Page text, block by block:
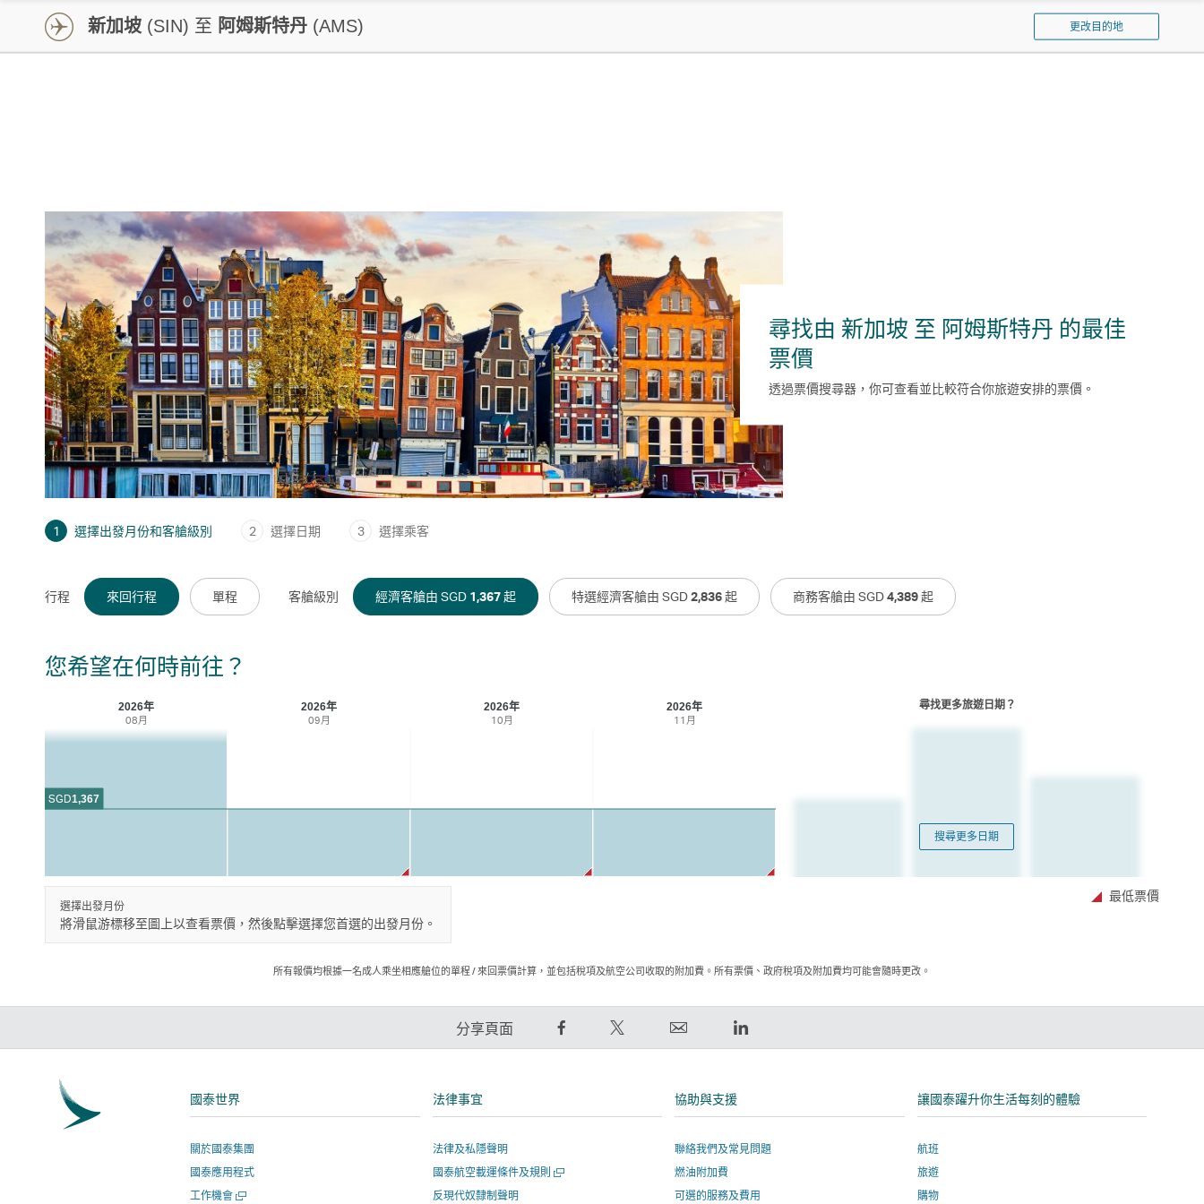
泰
航
空
新加坡 (SIN) 至 阿姆斯特丹 (AMS) 更改目的地
尋找由 新加坡 至 阿姆斯特丹 的最佳
票價
透過票價搜尋器，你可查看並比較符合你旅遊安排的票價。
1 選擇出發月份和客艙級別 2 選擇日期 3 選擇乘客
行程 來回行程 單程 客艙級別 經濟客艙由 SGD 1,367起 特選經濟客艙由 SGD2,836起 商務客艙由 SGD4,389起
您希望在何時前往？
2026年
08月
2026年
09月
2026年
10月
2026年
11月
SGD1,367
尋找更多旅遊日期？
搜尋更多日期
選擇出發月份
將滑鼠游標移至圖上以查看票價，然後點擊選擇您首選的出發月份。
最低票價
所有報價均根據一名成人乘坐相應艙位的單程 / 來回票價計算，並包括稅項及航空公司收取的附加費。所有票價、政府稅項及附加費均可能會隨時更改。
分享頁面
Facebook
享
Twitter
推
郵
結
將
新
視
窗
LinkedIn
領
結
於
視
國泰世界
關於國泰集團
國泰應用程式
工作機會開
法律事宜
法律及私隱聲明
國泰航空載運條件及規則 開
反現代奴隸制聲明
協助與支援
聯絡我們及常見問題
燃油附加費
可選的服務及費用
讓國泰躍升你生活每刻的體驗
航班
旅遊
購物